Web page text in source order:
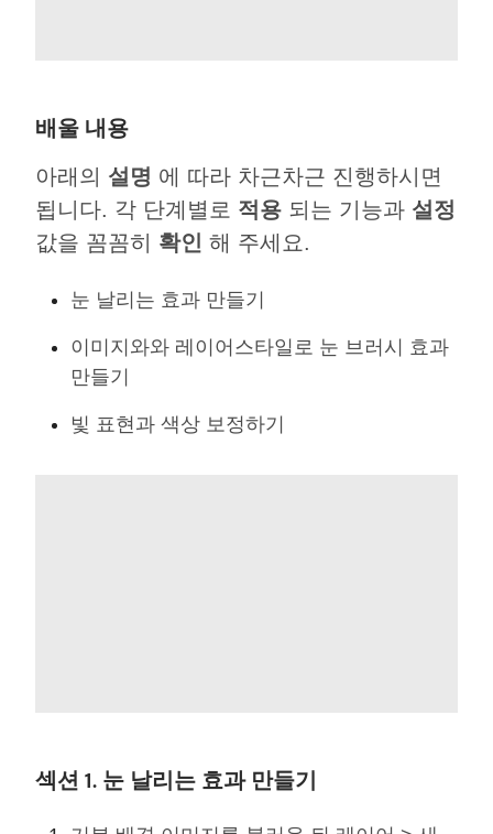
배울 내용
아래의 설명 에 따라 차근차근 진행하시면
됩니다. 각 단계별로 적용 되는 기능과 설정
값을 꼼꼼히 확인 해 주세요.
눈 날리는 효과 만들기
이미지와와 레이어스타일로 눈 브러시 효과
만들기
빛 표현과 색상 보정하기
섹션 1. 눈 날리는 효과 만들기